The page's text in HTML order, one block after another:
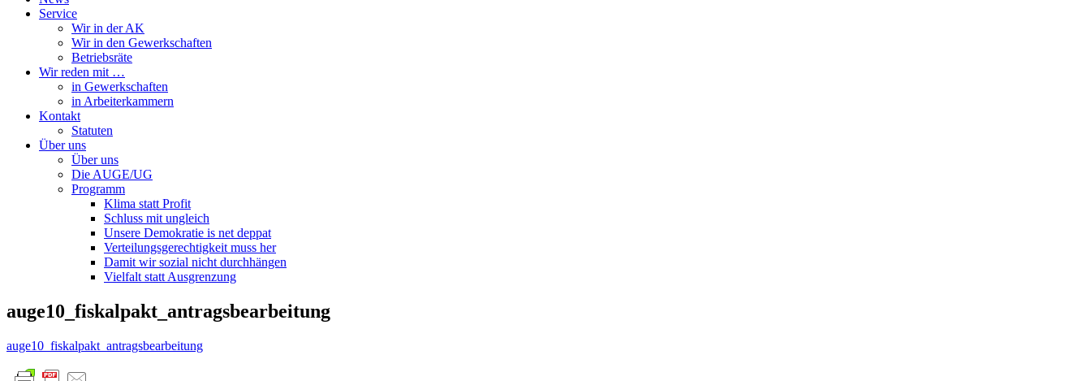
Service
Wir in der AK
Wir in den Gewerkschaften
Betriebsräte
Wir reden mit …
in Gewerkschaften
in Arbeiterkammern
Kontakt
Statuten
Über uns
Über uns
Die AUGE/UG
Programm
Klima statt Profit
Schluss mit ungleich
Unsere Demokratie is net deppat
Verteilungsgerechtigkeit muss her
Damit wir sozial nicht durchhängen
Vielfalt statt Ausgrenzung
auge10_fiskalpakt_antragsbearbeitung
auge10_fiskalpakt_antragsbearbeitung